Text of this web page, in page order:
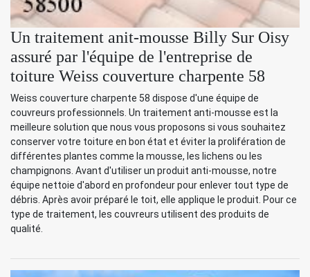
Un traitement anit-mousse Billy Sur Oisy
assuré par l'équipe de l'entreprise de
toiture Weiss couverture charpente 58
Weiss couverture charpente 58 dispose d'une équipe de
couvreurs professionnels. Un traitement anti-mousse est la
meilleure solution que nous vous proposons si vous souhaitez
conserver votre toiture en bon état et éviter la prolifération de
différentes plantes comme la mousse, les lichens ou les
champignons. Avant d'utiliser un produit anti-mousse, notre
équipe nettoie d'abord en profondeur pour enlever tout type de
débris. Après avoir préparé le toit, elle applique le produit. Pour ce
type de traitement, les couvreurs utilisent des produits de
qualité.